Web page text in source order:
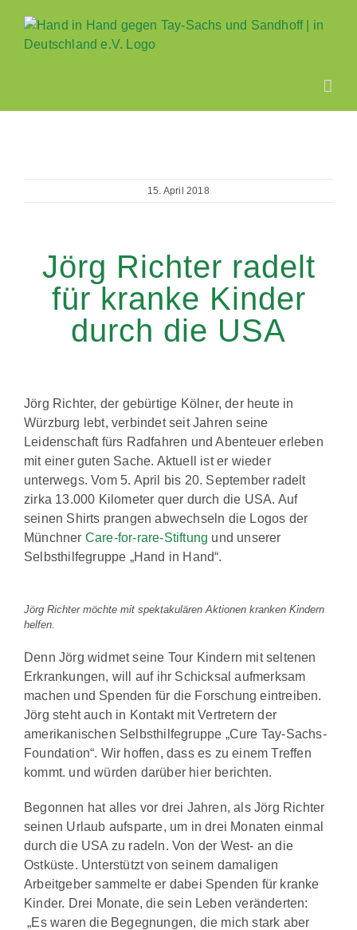
Inhalt
springen
15. April 2018
Jörg Richter radelt
für kranke Kinder
durch die USA
Jörg Richter, der gebürtige Kölner, der heute in
Würzburg lebt, verbindet seit Jahren seine
Leidenschaft fürs Radfahren und Abenteuer erleben
mit einer guten Sache. Aktuell ist er wieder
unterwegs. Vom 5. April bis 20. September radelt
zirka 13.000 Kilometer quer durch die USA. Auf
seinen Shirts prangen abwechseln die Logos der
Münchner Care-for-rare-Stiftung und unserer
Selbsthilfegruppe „Hand in Hand“.
Jörg Richter möchte mit spektakulären Aktionen kranken Kindern
helfen.
Denn Jörg widmet seine Tour Kindern mit seltenen
Erkrankungen, will auf ihr Schicksal aufmerksam
machen und Spenden für die Forschung eintreiben.
Jörg steht auch in Kontakt mit Vertretern der
amerikanischen Selbsthilfegruppe „Cure Tay-Sachs-
Foundation“. Wir hoffen, dass es zu einem Treffen
kommt. und würden darüber hier berichten.
Begonnen hat alles vor drei Jahren, als Jörg Richter
seinen Urlaub aufsparte, um in drei Monaten einmal
durch die USA zu radeln. Von der West- an die
Ostküste. Unterstützt von seinem damaligen
Arbeitgeber sammelte er dabei Spenden für kranke
Kinder. Drei Monate, die sein Leben veränderten:
„Es waren die Begegnungen, die mich stark aber